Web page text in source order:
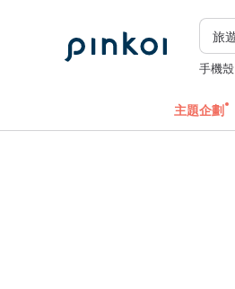
手機殼
主題企劃